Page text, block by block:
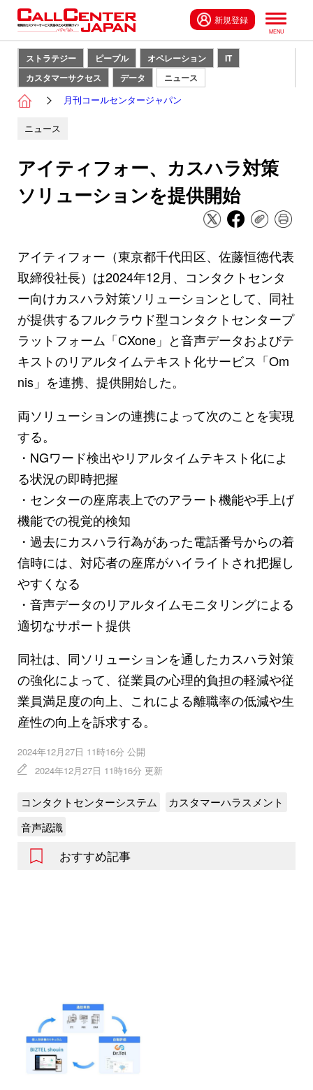
新規登録
ストラテジー ピープル オペレーション
IT
カスタマーサクセス
データ ニュース
月刊コールセンタージャパン
ニュース
アイティフォー、カスハラ対策
ソリューションを提供開始
アイティフォー（東京都千代田区、佐藤恒徳代表
取締役社長）は2024年12月、コンタクトセンタ
ー向けカスハラ対策ソリューションとして、同社
が提供するフルクラウド型コンタクトセンタープ
ラットフォーム「CXone」と音声データおよびテ
キストのリアルタイムテキスト化サービス「Om
nis」を連携、提供開始した。
両ソリューションの連携によって次のことを実現
する。
・NGワード検出やリアルタイムテキスト化によ
る状況の即時把握
・センターの座席表上でのアラート機能や手上げ
機能での視覚的検知
・過去にカスハラ行為があった電話番号からの着
信時には、対応者の座席がハイライトされ把握し
やすくなる
・音声データのリアルタイムモニタリングによる
適切なサポート提供
同社は、同ソリューションを通したカスハラ対策
の強化によって、従業員の心理的負担の軽減や従
業員満足度の向上、これによる離職率の低減や生
産性の向上を訴求する。
2024年12月27日 11時16分 公開
2024年12月27日 11時16分 更新
コンタクトセンターシステム
カスタマーハラスメント
音声認識
おすすめ記事